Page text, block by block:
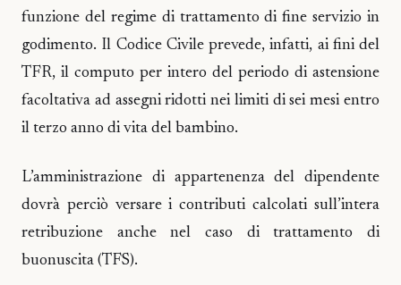
funzione del regime di trattamento di fine servizio in
godimento. Il Codice Civile prevede, infatti, ai fini del
TFR, il computo per intero del periodo di astensione
facoltativa ad assegni ridotti nei limiti di sei mesi entro
il terzo anno di vita del bambino.
L’amministrazione di appartenenza del dipendente
dovrà perciò versare i contributi calcolati sull’intera
retribuzione anche nel caso di trattamento di
buonuscita (TFS).